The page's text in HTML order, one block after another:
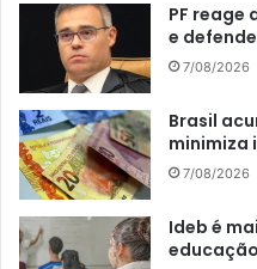
PF reage
e
7/08/2026
Brasil
minimiza
7/08/2026
Ideb é